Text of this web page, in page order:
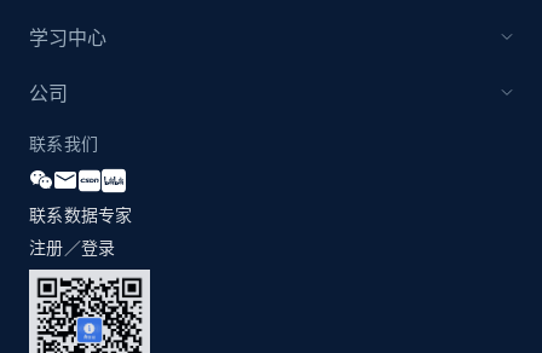
Category id, Product id, Product name, Price,
Currency, Colour code, Colour, Description, and
1.2K+
Zara - Products - discovery by category url
Category id, Product id, Product name, Price,
Currency, Colour code, Colour, Description, and
学习中心
公司
联系我们
联系数据专家
注册／登录